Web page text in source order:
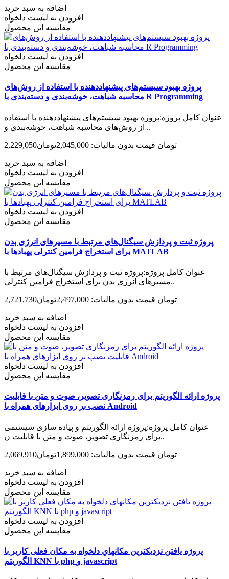
اضافه به سبد خرید
افزودن به لیست دلخواه
مقایسه این محصول
افزودن به لیست دلخواه
مقایسه این محصول
پروژه بهبود سیستم‌های پیشنهاددهنده با استفاده از روش‌های
محاسبه شباهت، خوشه‌بندی و دسته‌بندی با R Programming
عنوان کامل پروژه:پروژه بهبود سیستم‌های پیشنهاددهنده با استفاده
از روش‌های محاسبه شباهت، خوشه‌بندی و ..
2,229,050تومان قیمت بدون مالیات: 2,045,000تومان
اضافه به سبد خرید
افزودن به لیست دلخواه
مقایسه این محصول
افزودن به لیست دلخواه
مقایسه این محصول
پروژه ثبت و پردازش سیگنال‌های مرتبط با مسیرهای انرژی بدن
برای استخراج فرامین کنترلی پهبادها با MATLAB
عنوان کامل پروژه:پروژه ثبت و پردازش سیگنال‌های مرتبط با
مسیرهای انرژی بدن برای استخراج فرامین کنترلی..
2,721,730تومان قیمت بدون مالیات: 2,497,000تومان
اضافه به سبد خرید
افزودن به لیست دلخواه
مقایسه این محصول
افزودن به لیست دلخواه
مقایسه این محصول
پروژه ارائه الگوریتم برای رمزنگاری تصویر، صوت و متن با قابلیت
نصب بر روی ابزارهای همراه با Android
عنوان کامل پروژه:پروژه ارائه الگوریتم و پیاده سازی سیستمی
برای رمزنگاری تصویر، صوت و متن با قابلیت ن..
2,069,910تومان قیمت بدون مالیات: 1,899,000تومان
اضافه به سبد خرید
افزودن به لیست دلخواه
مقایسه این محصول
افزودن به لیست دلخواه
مقایسه این محصول
پروژه یافتن نزدیکترین مکانهاي دلخواه به مکان فعلی کاربر با
الگوریتم KNN با php و javascript